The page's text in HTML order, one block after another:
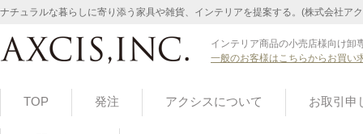
ナチュラルな暮らしに寄り添う家具や雑貨、インテリアを提案する。(株式会社ア
インテリア商品の小売店様向け卸
一般のお客様はこちらからお買い
TOP 発注 アクシスについて お取引申